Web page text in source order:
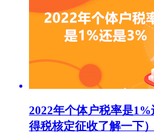
2022年个体户税率是
得税核定征收了解一下）